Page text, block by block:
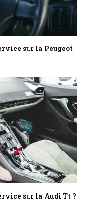
sur la Peugeot
sur la Audi Tt ?